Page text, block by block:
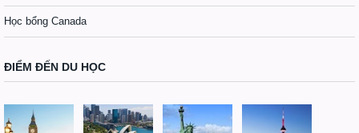
Học bổng Canada
ĐIỂM ĐẾN DU HỌC